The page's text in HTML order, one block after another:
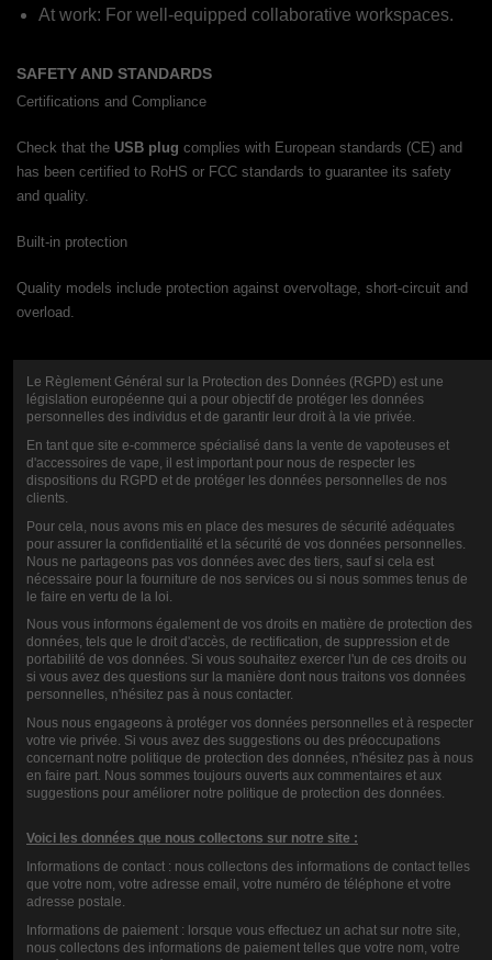
At work: For well-equipped collaborative workspaces.
SAFETY AND STANDARDS
Certifications and Compliance
Check that the USB plug complies with European standards (CE) and
has been certified to RoHS or FCC standards to guarantee its safety
and quality.
Built-in protection
Quality models include protection against overvoltage, short-circuit and
overload.
CONCLUSION
TheUSB mains plugis an essential accessory in an increasingly
life easier by allowing you to recharge your electronic devices quickly
and safely. Investing in a quality model is a wise choice for personal or
professional use.
Explore our selection ofUSB power socketsto find the perfect model
for your needs!
GRADE
COMMENTS (0)
Le Règlement Général sur la Protection des Données (RGPD) est une
législation européenne qui a pour objectif de protéger les données
personnelles des individus et de garantir leur droit à la vie privée.
En tant que site e-commerce spécialisé dans la vente de vapoteuses et
d'accessoires de vape, il est important pour nous de respecter les
dispositions du RGPD et de protéger les données personnelles de nos
clients.
Pour cela, nous avons mis en place des mesures de sécurité adéquates
pour assurer la confidentialité et la sécurité de vos données personnelles.
Nous ne partageons pas vos données avec des tiers, sauf si cela est
nécessaire pour la fourniture de nos services ou si nous sommes tenus de
le faire en vertu de la loi.
Nous vous informons également de vos droits en matière de protection des
données, tels que le droit d'accès, de rectification, de suppression et de
portabilité de vos données. Si vous souhaitez exercer l'un de ces droits ou
si vous avez des questions sur la manière dont nous traitons vos données
personnelles, n'hésitez pas à nous contacter.
Nous nous engageons à protéger vos données personnelles et à respecter
votre vie privée. Si vous avez des suggestions ou des préoccupations
concernant notre politique de protection des données, n'hésitez pas à nous
en faire part. Nous sommes toujours ouverts aux commentaires et aux
suggestions pour améliorer notre politique de protection des données.
Voici les données que nous collectons sur notre site :
Informations de contact : nous collectons des informations de contact telles
que votre nom, votre adresse email, votre numéro de téléphone et votre
adresse postale.
Informations de paiement : lorsque vous effectuez un achat sur notre site,
nous collectons des informations de paiement telles que votre nom, votre